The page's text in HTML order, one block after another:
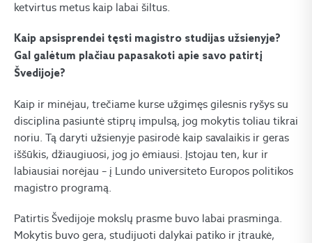
ketvirtus metus kaip labai šiltus.
Kaip apsisprendei tęsti magistro studijas užsienyje?
Gal galėtum plačiau papasakoti apie savo patirtį
Švedijoje?
Kaip ir minėjau, trečiame kurse užgimęs gilesnis ryšys su
disciplina pasiuntė stiprų impulsą, jog mokytis toliau tikrai
noriu. Tą daryti užsienyje pasirodė kaip savalaikis ir geras
iššūkis, džiaugiuosi, jog jo ėmiausi. Įstojau ten, kur ir
labiausiai norėjau – į Lundo universiteto Europos politikos
magistro programą.
Patirtis Švedijoje mokslų prasme buvo labai prasminga.
Mokytis buvo gera, studijuoti dalykai patiko ir įtraukė,